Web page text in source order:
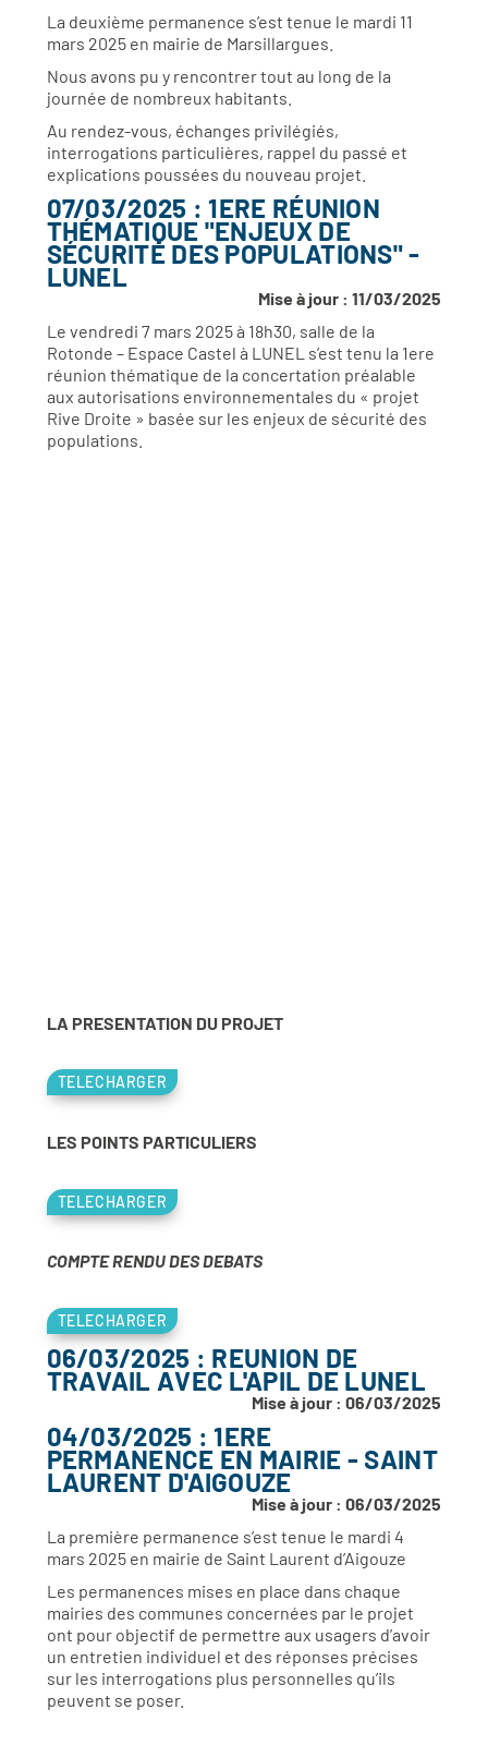
La deuxième permanence s’est tenue le mardi 11
mars 2025 en mairie de Marsillargues.
Nous avons pu y rencontrer tout au long de la
journée de nombreux habitants.
Au rendez-vous, échanges privilégiés,
interrogations particulières, rappel du passé et
explications poussées du nouveau projet.
07/03/2025 : 1ERE RÉUNION
THÉMATIQUE "ENJEUX DE
SÉCURITÉ DES POPULATIONS" -
LUNEL
Mise à jour : 11/03/2025
Le vendredi 7 mars 2025 à 18h30, salle de la
Rotonde – Espace Castel à LUNEL s’est tenu la 1ere
réunion thématique de la concertation préalable
aux autorisations environnementales du « projet
Rive Droite » basée sur les enjeux de sécurité des
populations.
LA PRESENTATION DU PROJET
TELECHARGER
LES POINTS PARTICULIERS
TELECHARGER
COMPTE RENDU DES DEBATS
TELECHARGER
06/03/2025 : REUNION DE
TRAVAIL AVEC L'APIL DE LUNEL
Mise à jour : 06/03/2025
04/03/2025 : 1ERE
PERMANENCE EN MAIRIE - SAINT
LAURENT D'AIGOUZE
Mise à jour : 06/03/2025
La première permanence s’est tenue le mardi 4
mars 2025 en mairie de Saint Laurent d’Aigouze
Les permanences mises en place dans chaque
mairies des communes concernées par le projet
ont pour objectif de permettre aux usagers d’avoir
un entretien individuel et des réponses précises
sur les interrogations plus personnelles qu’ils
peuvent se poser.